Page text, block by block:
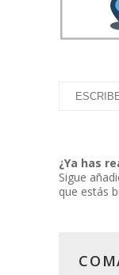
¿Ya has
Sigue
que estás